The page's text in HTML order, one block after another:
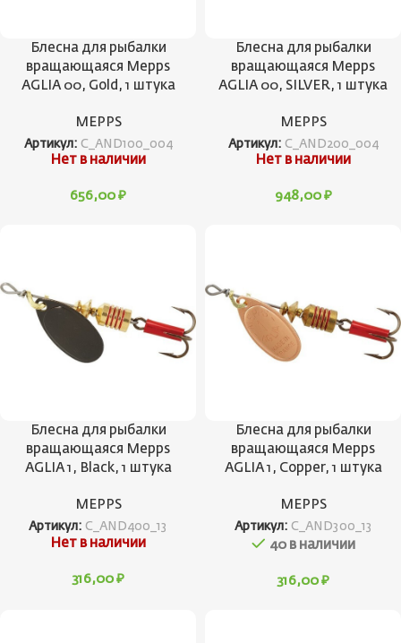
Блесна для рыбалки
вращающаяся Mepps
AGLIA 00, Gold, 1 штука
MEPPS
Артикул: C_AND100_004
Нет в наличии
656,00 ₽
Блесна для рыбалки
вращающаяся Mepps
AGLIA 00, SILVER, 1 штука
MEPPS
Артикул: C_AND200_004
Нет в наличии
948,00 ₽
Блесна для рыбалки
вращающаяся Mepps
AGLIA 1, Black, 1 штука
MEPPS
Артикул: C_AND400_13
Нет в наличии
316,00 ₽
Блесна для рыбалки
вращающаяся Mepps
AGLIA 1, Copper, 1 штука
MEPPS
Артикул: C_AND300_13
40 в наличии
316,00 ₽